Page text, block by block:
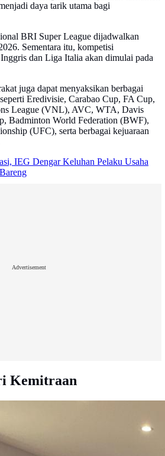
daya tarik utama bagi
BRI Super League dijadwalkan
Sementara itu, kompetisi
dan Liga Italia akan dimulai pada
juga dapat menyaksikan berbagai
Eredivisie, Carabao Cup, FA Cup,
League (VNL), AVC, WTA, Davis
Badminton World Federation (BWF),
(UFC), serta berbagai kejuaraan
IEG Dengar Keluhan Pelaku Usaha
Advertisement
Kemitraan